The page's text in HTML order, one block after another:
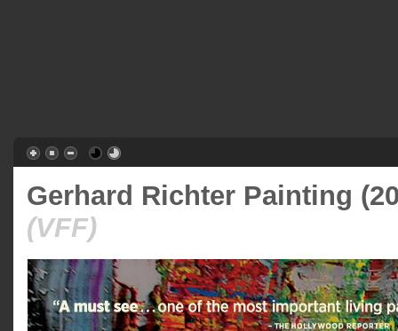
Gerhard Richter Painting
(VFF)